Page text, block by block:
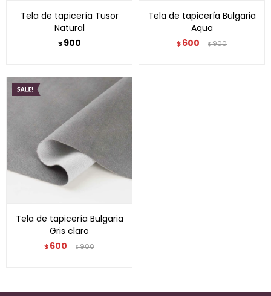
Tela de tapicería Tusor
Natural
$ 900
Tela de tapicería Bulgaria
Aqua
$600 $900
Tela de tapicería Bulgaria
Gris claro
$600 $900